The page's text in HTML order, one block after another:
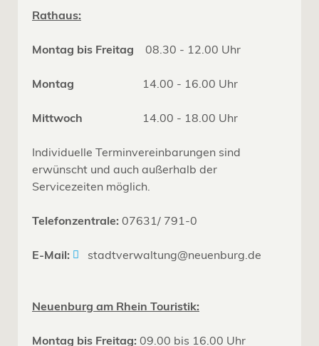
Rathaus:
Montag bis Freitag 08.30 - 12.00 Uhr
Montag 14.00 - 16.00 Uhr
Mittwoch 14.00 - 18.00 Uhr
Individuelle Terminvereinbarungen sind
erwünscht und auch außerhalb der
Servicezeiten möglich.
Telefonzentrale: 07631/ 791-0
E-Mail: stadtverwaltung@neuenburg.de
Neuenburg am Rhein Touristik:
Montag bis Freitag: 09.00 bis 16.00 Uhr